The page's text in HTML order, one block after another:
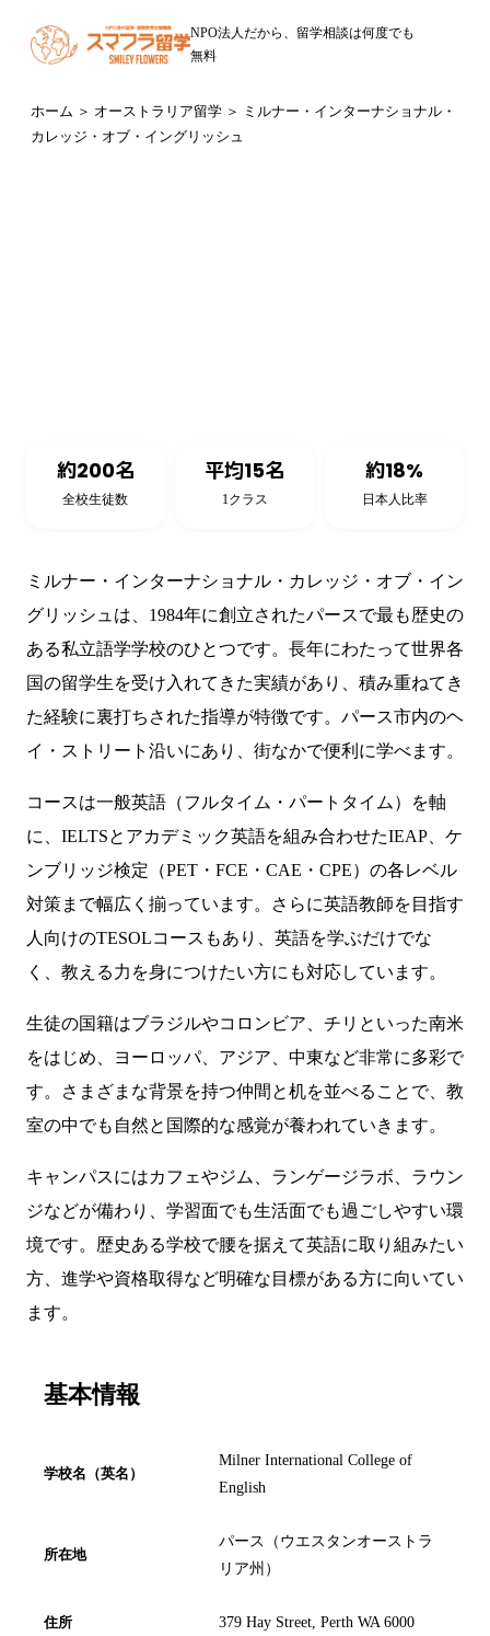
NPO法人だから、留学相談は何度でも
無料
ホーム ＞ オーストラリア留学 ＞ ミルナー・インターナショナル・
カレッジ・オブ・イングリッシュ
約200名
全校生徒数
平均15名
1クラス
約18%
日本人比率
ミルナー・インターナショナル・カレッジ・オブ・イン
グリッシュは、1984年に創立されたパースで最も歴史の
ある私立語学学校のひとつです。長年にわたって世界各
国の留学生を受け入れてきた実績があり、積み重ねてき
た経験に裏打ちされた指導が特徴です。パース市内のヘ
イ・ストリート沿いにあり、街なかで便利に学べます。
コースは一般英語（フルタイム・パートタイム）を軸
に、IELTSとアカデミック英語を組み合わせたIEAP、ケ
ンブリッジ検定（PET・FCE・CAE・CPE）の各レベル
対策まで幅広く揃っています。さらに英語教師を目指す
人向けのTESOLコースもあり、英語を学ぶだけでな
く、教える力を身につけたい方にも対応しています。
生徒の国籍はブラジルやコロンビア、チリといった南米
をはじめ、ヨーロッパ、アジア、中東など非常に多彩で
す。さまざまな背景を持つ仲間と机を並べることで、教
室の中でも自然と国際的な感覚が養われていきます。
キャンパスにはカフェやジム、ランゲージラボ、ラウン
ジなどが備わり、学習面でも生活面でも過ごしやすい環
境です。歴史ある学校で腰を据えて英語に取り組みたい
方、進学や資格取得など明確な目標がある方に向いてい
ます。
基本情報
学校名（英名）
Milner International College of
English
所在地
パース（ウエスタンオーストラ
リア州）
住所 379 Hay Street, Perth WA 6000